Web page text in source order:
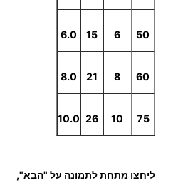
50
6
15
6.0
60
8
21
8.0
75
10
26
10.0
ליחצו מתחת לתמונה על "הבא",